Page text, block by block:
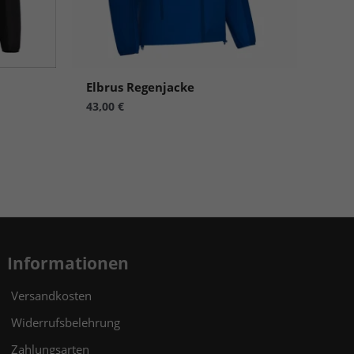
Elbrus Regenjacke
43,00 €
Informationen
Versandkosten
Widerrufsbelehrung
Zahlungsarten
Statistiken
Externe Medien